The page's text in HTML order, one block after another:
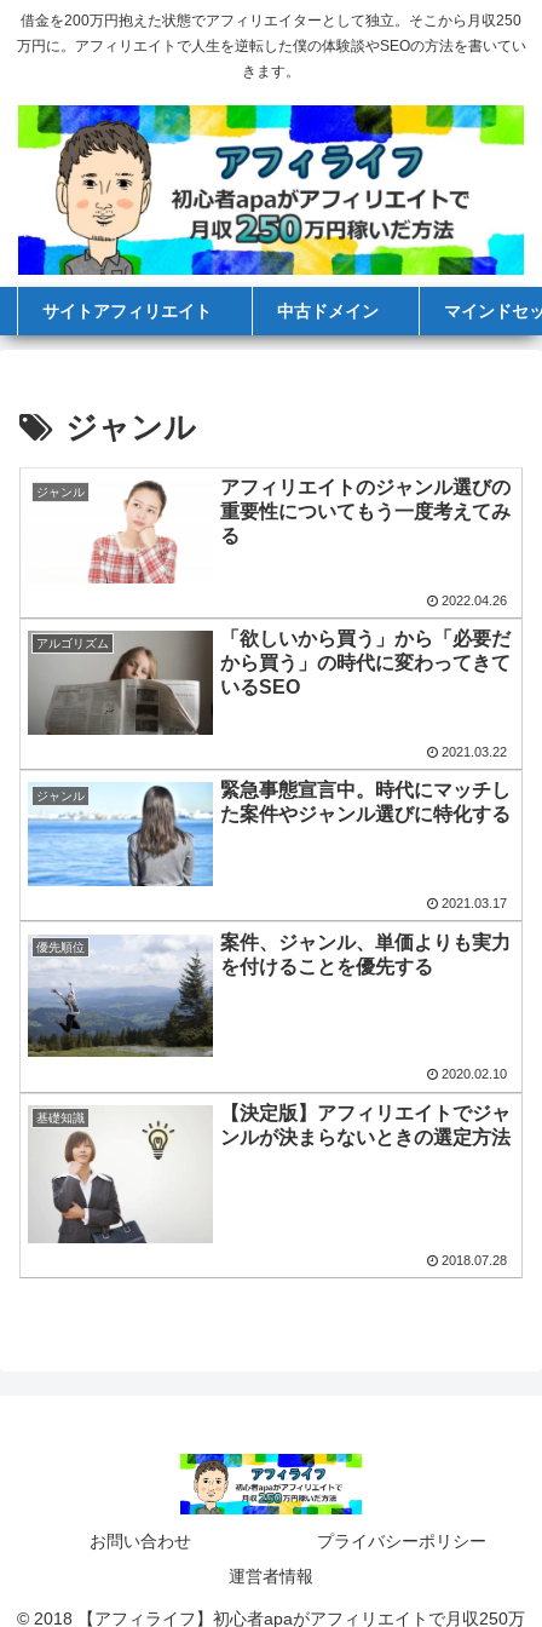
借金を200万円抱えた状態でアフィリエイターとして独立。そこから月収250
万円に。アフィリエイトで人生を逆転した僕の体験談やSEOの方法を書いてい
きます。
サイトアフィリエイト 中古ドメイン マインドセ
ジャンル
ジャンル
アフィリエイトのジャンル選びの
重要性についてもう一度考えてみ
る
2022.04.26
アルゴリズム
「欲しいから買う」から「必要だ
から買う」の時代に変わってきて
いるSEO
2021.03.22
ジャンル
緊急事態宣言中。時代にマッチし
た案件やジャンル選びに特化する
2021.03.17
優先順位
案件、ジャンル、単価よりも実力
を付けることを優先する
2020.02.10
基礎知識
【決定版】アフィリエイトでジャ
ンルが決まらないときの選定方法
2018.07.28
お問い合わせ
プライバシーポリシー
運営者情報
© 2018 【アフィライフ】初心者apaがアフィリエイトで月収250万